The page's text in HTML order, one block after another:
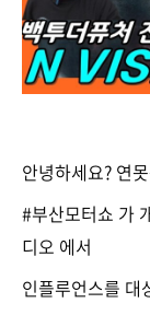
안녕하세요? 연
#부산모터쇼 가
디오 에서
인플루언스를 대